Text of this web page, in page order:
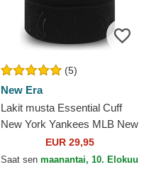
(5)
New Era
Lakit musta Essential Cuff
New York Yankees MLB New
EUR 29,95
Saat sen maanantai, 10. Elokuu